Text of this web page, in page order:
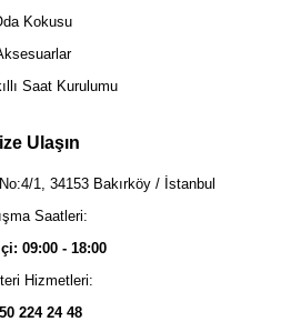
Kokusu
Saat Kurulumu
Ulaşın
1, 34153 Bakırköy / İstanbul
Saatleri:
09:00 - 18:00
Hizmetleri:
224 24 48